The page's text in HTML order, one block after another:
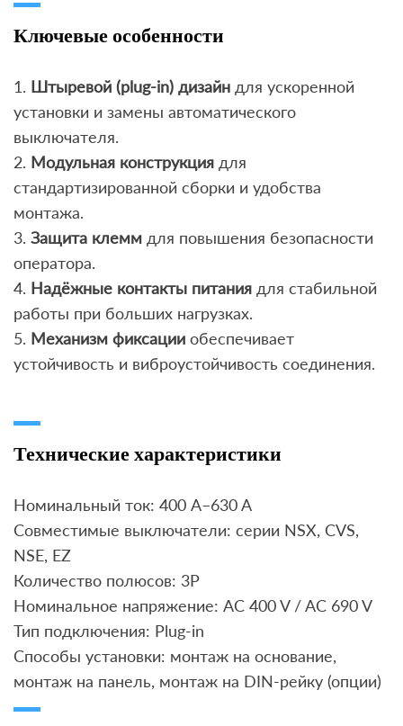
Ключевые особенности
1. Штыревой (plug-in) дизайн для ускоренной
установки и замены автоматического
выключателя.
2. Модульная конструкция для
стандартизированной сборки и удобства
монтажа.
3. Защита клемм для повышения безопасности
оператора.
4. Надёжные контакты питания для стабильной
работы при больших нагрузках.
5. Механизм фиксации обеспечивает
устойчивость и виброустойчивость соединения.
Технические характеристики
Номинальный ток: 400 A–630 A
Совместимые выключатели: серии NSX, CVS,
NSE, EZ
Количество полюсов: 3P
Номинальное напряжение: AC 400 V / AC 690 V
Тип подключения: Plug-in
Способы установки: монтаж на основание,
монтаж на панель, монтаж на DIN-рейку (опции)